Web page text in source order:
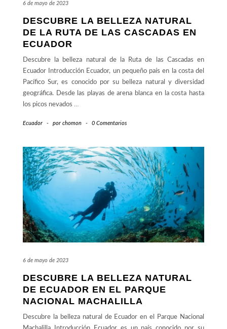
6 de mayo de 2023
DESCUBRE LA BELLEZA NATURAL
DE LA RUTA DE LAS CASCADAS EN
ECUADOR
Descubre la belleza natural de la Ruta de las Cascadas en
Ecuador Introducción Ecuador, un pequeño país en la costa del
Pacífico Sur, es conocido por su belleza natural y diversidad
geográfica. Desde las playas de arena blanca en la costa hasta
los picos nevados …
Ecuador - por chomon - 0 Comentarios
6 de mayo de 2023
DESCUBRE LA BELLEZA NATURAL
DE ECUADOR EN EL PARQUE
NACIONAL MACHALILLA
Descubre la belleza natural de Ecuador en el Parque Nacional